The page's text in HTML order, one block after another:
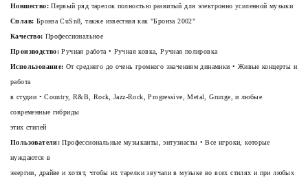
Новшество:Первый ряд тарелок полностью развитый для электронно усиленной музыки
Сплав: Бронза CuSn8, также известная как "Бронза 2002"
Качество: Профессиональное
Производство: Ручная работа • Ручная ковка, Ручная полировка
Использование: От среднего до очень громкого значениям динамики • Живые концерты и
работа
в студии • Country, R&B, Rock, Jazz-Rock, Progressive, Metal, Grunge, и любые
современные гибриды
этих стилей
Пользователи: Профессиональные музыканты, энтузиасты • Все игроки, которые
нуждаются в
энергии, драйве и хотят, чтобы их тарелки звучали в музыке во всех стилях и при любых